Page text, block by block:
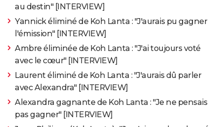
au destin" [INTERVIEW]
Yannick éliminé de Koh Lanta : "J'aurais pu gagner
l'émission" [INTERVIEW]
Ambre éliminée de Koh Lanta : "J'ai toujours voté
avec le cœur" [INTERVIEW]
Laurent éliminé de Koh Lanta : "J'aurais dû parler
avec Alexandra" [INTERVIEW]
Alexandra gagnante de Koh Lanta : "Je ne pensais
pas gagner" [INTERVIEW]